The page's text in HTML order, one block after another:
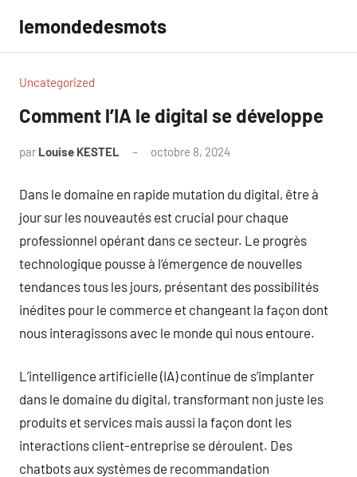
contenu
lemondedesmots
Uncategorized
Comment l’IA le digital se développe
par Louise KESTEL octobre 8, 2024
Dans le domaine en rapide mutation du digital, être à
jour sur les nouveautés est crucial pour chaque
professionnel opérant dans ce secteur. Le progrès
technologique pousse à l’émergence de nouvelles
tendances tous les jours, présentant des possibilités
inédites pour le commerce et changeant la façon dont
nous interagissons avec le monde qui nous entoure.
L’intelligence artificielle (IA) continue de s’implanter
dans le domaine du digital, transformant non juste les
produits et services mais aussi la façon dont les
interactions client-entreprise se déroulent. Des
chatbots aux systèmes de recommandation